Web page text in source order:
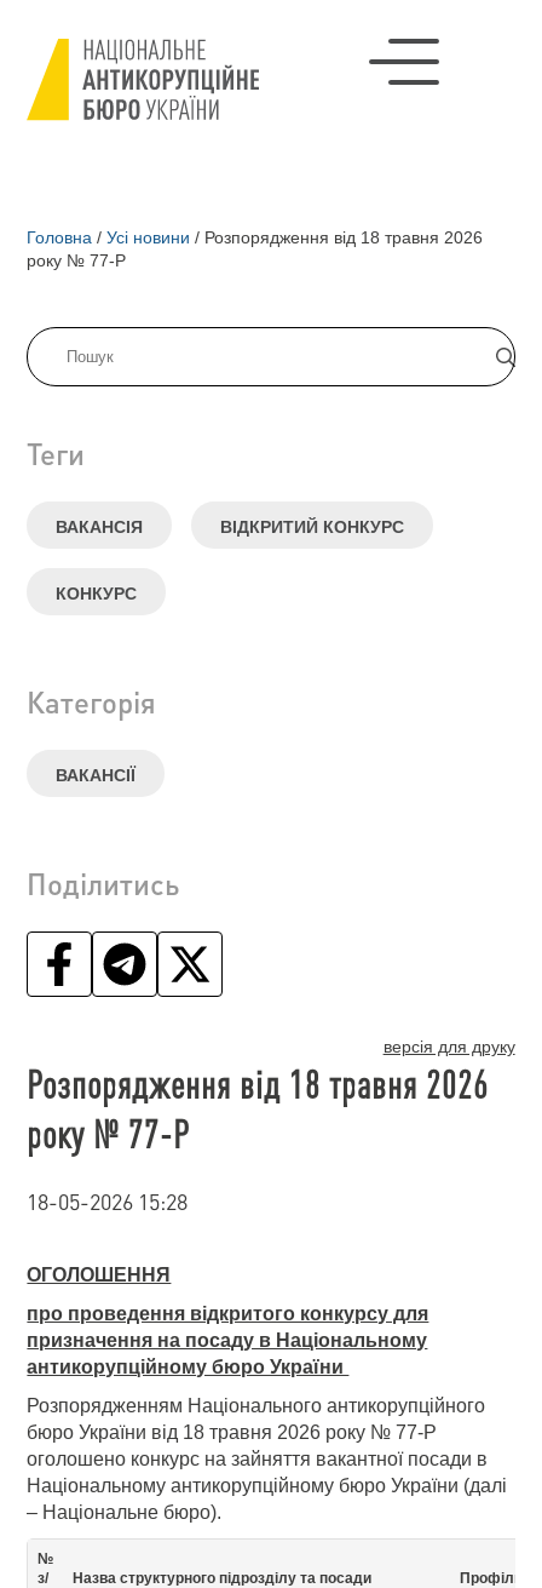
Головна / Усі новини / Розпорядження від 18 травня 2026
року № 77-Р
Теги
ВАКАНСІЯ ВІДКРИТИЙ КОНКУРС
КОНКУРС
Категорія
ВАКАНСІЇ
Поділитись
версія для друку
Розпорядження від 18 травня 2026
року № 77-Р
18-05-2026 15:28
ОГОЛОШЕННЯ
про проведення відкритого конкурсу для
призначення на посаду в Національному
антикорупційному бюро України
Розпорядженням Національного антикорупційного
бюро України від 18 травня 2026 року № 77-Р
оголошено конкурс на зайняття вакантної посади в
Національному антикорупційному бюро України (далі
– Національне бюро).
№
з/
Назва структурного підрозділу та посади Профіль